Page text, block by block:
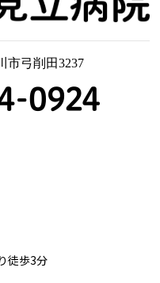
市弓削田3237
徒歩3分